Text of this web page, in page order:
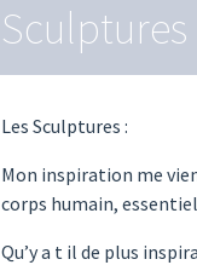
Sculptures
Les Sculptures :
Mon inspiration me
corps humain,
Qu’y a t il de plus